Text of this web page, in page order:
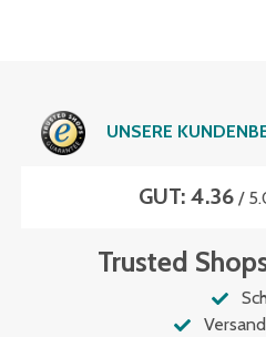
UNSERE
GUT: 4.36 /
Trusted